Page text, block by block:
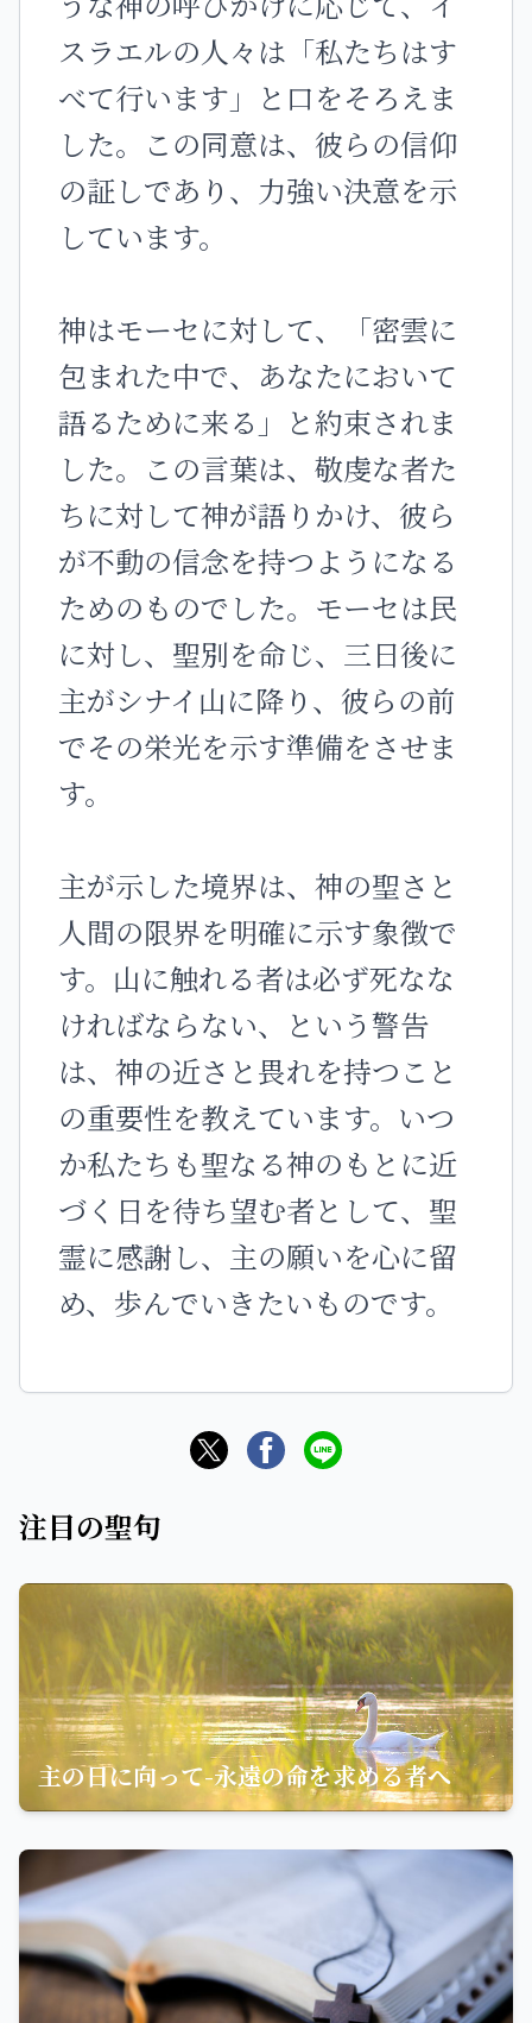
スラエルの人々は「私たちはす
べて行います」と口をそろえま
した。この同意は、彼らの信仰
の証しであり、力強い決意を示
しています。
神はモーセに対して、「密雲に
包まれた中で、あなたにおいて
語るために来る」と約束されま
した。この言葉は、敬虔な者た
ちに対して神が語りかけ、彼ら
が不動の信念を持つようになる
ためのものでした。モーセは民
に対し、聖別を命じ、三日後に
主がシナイ山に降り、彼らの前
でその栄光を示す準備をさせま
す。
主が示した境界は、神の聖さと
人間の限界を明確に示す象徴で
す。山に触れる者は必ず死なな
ければならない、という警告
は、神の近さと畏れを持つこと
の重要性を教えています。いつ
か私たちも聖なる神のもとに近
づく日を待ち望む者として、聖
霊に感謝し、主の願いを心に留
め、歩んでいきたいものです。
注目の聖句
主の日に向って-永遠の命を求める者へ